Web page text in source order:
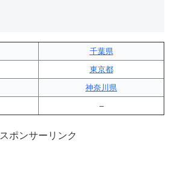
千葉県
東京都
神奈川県
–
スポンサーリンク